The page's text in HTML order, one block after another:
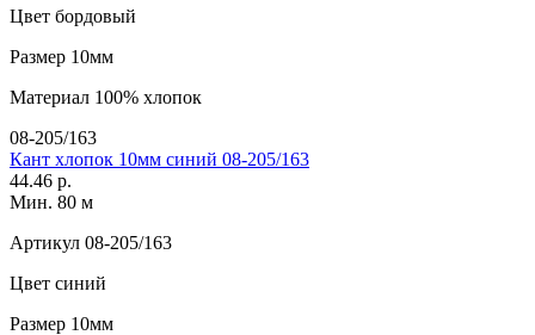
Цвет бордовый
Размер 10мм
Материал 100% хлопок
08-205/163
Кант хлопок 10мм синий 08-205/163
44.46 р.
Мин. 80 м
Артикул 08-205/163
Цвет синий
Размер 10мм